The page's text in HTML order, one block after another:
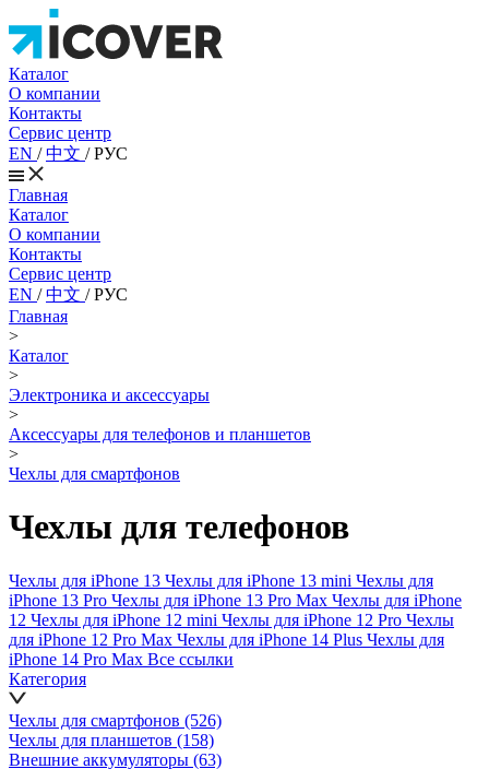
Каталог
О компании
Контакты
Сервис центр
EN /中文 /РУС
Главная
Каталог
О компании
Контакты
Сервис центр
EN /中文 /РУС
Главная
>
Каталог
>
Электроника и аксессуары
>
Аксессуары для телефонов и планшетов
>
Чехлы для смартфонов
Чехлы для телефонов
Чехлы для iPhone 13 Чехлы для iPhone 13 mini Чехлы для
iPhone 13 Pro Чехлы для iPhone 13 Pro Max Чехлы для iPhone
12 Чехлы для iPhone 12 mini Чехлы для iPhone 12 Pro Чехлы
для iPhone 12 Pro Max Чехлы для iPhone 14 Plus Чехлы для
iPhone 14 Pro Max Все ссылки
Категория
Чехлы для смартфонов (526)
Чехлы для планшетов (158)
Внешние аккумуляторы (63)